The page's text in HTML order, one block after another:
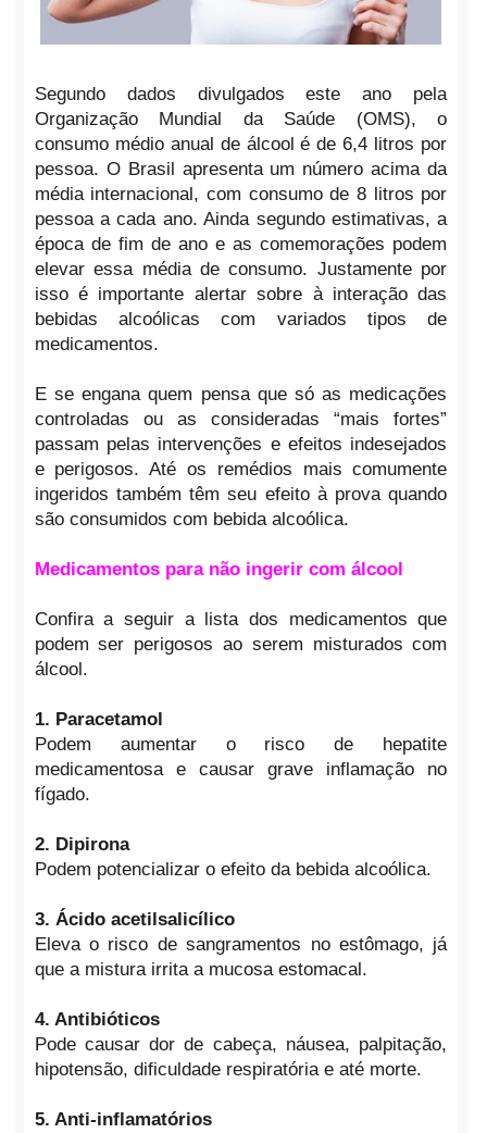
Segundo dados divulgados este ano pela
Organização Mundial da Saúde (OMS), o
consumo médio anual de álcool é de 6,4 litros por
pessoa. O Brasil apresenta um número acima da
média internacional, com consumo de 8 litros por
pessoa a cada ano. Ainda segundo estimativas, a
época de fim de ano e as comemorações podem
elevar essa média de consumo. Justamente por
isso é importante alertar sobre à interação das
bebidas alcoólicas com variados tipos de
medicamentos.
E se engana quem pensa que só as medicações
controladas ou as consideradas “mais fortes”
passam pelas intervenções e efeitos indesejados
e perigosos. Até os remédios mais comumente
ingeridos também têm seu efeito à prova quando
são consumidos com bebida alcoólica.
Medicamentos para não ingerir com álcool
Confira a seguir a lista dos medicamentos que
podem ser perigosos ao serem misturados com
álcool.
1. Paracetamol
Podem aumentar o risco de hepatite
medicamentosa e causar grave inflamação no
fígado.
2. Dipirona
Podem potencializar o efeito da bebida alcoólica.
3. Ácido acetilsalicílico
Eleva o risco de sangramentos no estômago, já
que a mistura irrita a mucosa estomacal.
4. Antibióticos
Pode causar dor de cabeça, náusea, palpitação,
hipotensão, dificuldade respiratória e até morte.
5. Anti-inflamatórios